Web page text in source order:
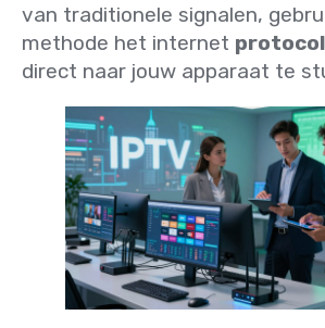
van traditionele signalen,
methode het internet protocol
direct naar jouw apparaat te